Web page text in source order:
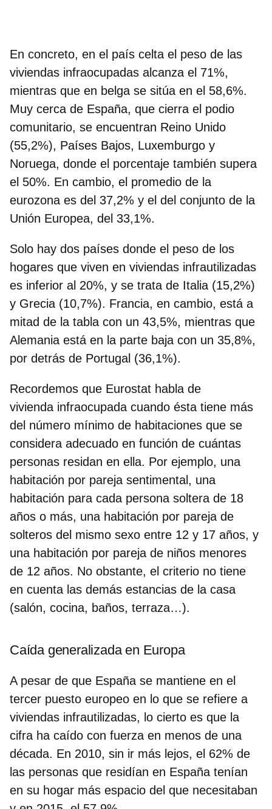
En concreto, en el país celta el peso de las
viviendas infraocupadas alcanza el 71%,
mientras que en belga se sitúa en el 58,6%.
Muy cerca de España, que cierra el podio
comunitario, se encuentran Reino Unido
(55,2%), Países Bajos, Luxemburgo y
Noruega, donde el porcentaje también supera
el 50%. En cambio, el promedio de la
eurozona es del 37,2% y el del conjunto de la
Unión Europea, del 33,1%.
Solo hay dos países donde el peso de los
hogares que viven en viviendas infrautilizadas
es inferior al 20%, y se trata de Italia (15,2%)
y Grecia (10,7%). Francia, en cambio, está a
mitad de la tabla con un 43,5%, mientras que
Alemania está en la parte baja con un 35,8%,
por detrás de Portugal (36,1%).
Recordemos que Eurostat habla de
vivienda infraocupada cuando ésta tiene más
del número mínimo de habitaciones que se
considera adecuado en función de cuántas
personas residan en ella. Por ejemplo, una
habitación por pareja sentimental, una
habitación para cada persona soltera de 18
años o más, una habitación por pareja de
solteros del mismo sexo entre 12 y 17 años, y
una habitación por pareja de niños menores
de 12 años. No obstante, el criterio no tiene
en cuenta las demás estancias de la casa
(salón, cocina, baños, terraza…).
Caída generalizada en Europa
A pesar de que España se mantiene en el
tercer puesto europeo en lo que se refiere a
viviendas infrautilizadas, lo cierto es que la
cifra ha caído con fuerza en menos de una
década. En 2010, sin ir más lejos, el 62% de
las personas que residían en España tenían
en su hogar más espacio del que necesitaban